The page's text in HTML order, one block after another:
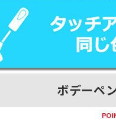
ボデーペ